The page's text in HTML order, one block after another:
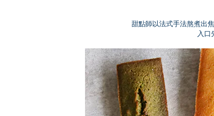
甜點師以法式手法熬煮出
入口